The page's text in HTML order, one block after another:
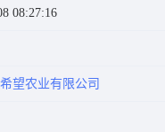
08:27:16
望农业有限公司